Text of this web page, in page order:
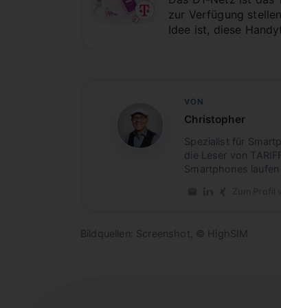
zur Verfügung
Idee ist, diese
CB
VON
Christopher
Spezialist für
die Leser von
Smartphones laufen
Bildquellen: Screenshot, © HighSIM